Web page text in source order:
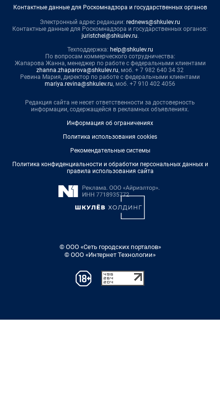
Контактные данные для Роскомнадзора и государственных органов
Электронный адрес редакции: rednews@shkulev.ru
Контактные данные для Роскомнадзора и государственных органов:
juristchel@shkulev.ru.
Техподдержка: help@shkulev.ru
По вопросам коммерческого сотрудничества:
Жапарова Жанна, менеджер по работе с федеральными клиентами
zhanna.zhaparova@shkulev.ru, моб. + 7 982 640 34 32
Ревина Мария, директор по работе с федеральными клиентами
mariya.revina@shkulev.ru, моб. +7 910 402 4056
Редакция сайта не несет ответственности за достоверность
информации, содержащейся в рекламных объявлениях.
Информация об ограничениях
Политика использования cookies
Рекомендательные системы
Политика конфиденциальности и обработки персональных данных и
правила использования сайта
© ООО «Сеть городских порталов»
© ООО «Интернет Технологии»